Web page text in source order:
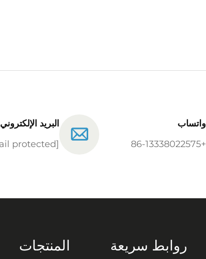
واتساب
+86-13338022575
البريد الإلكتروني
[email protected]
روابط سريعة المنتجات